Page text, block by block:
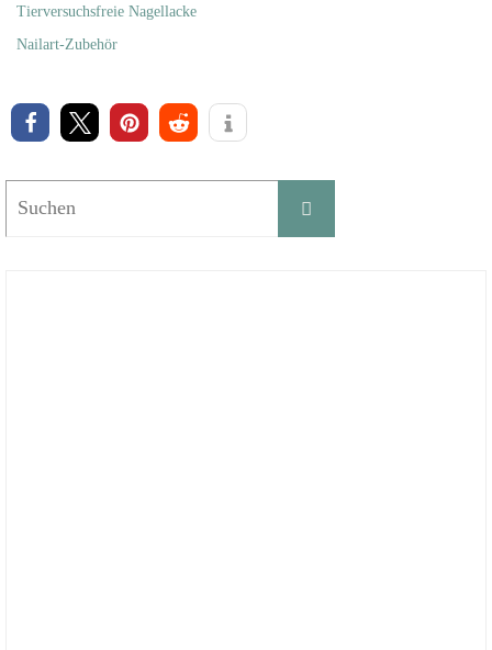
Tierversuchsfreie Nagellacke
Nailart-Zubehör